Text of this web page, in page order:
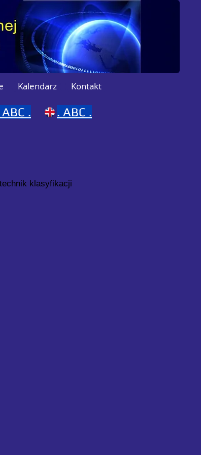
Kalendarz Kontakt
ABC . . ABC .
klasyfikacji